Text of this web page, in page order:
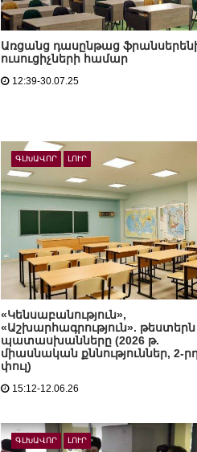
Առցանց դասընթաց
ուսուցիչների համար
12:39-30.07.25
ԳԼԽԱՎՈՐ ԼՈՒՐ
«Կենսաբանություն»,
«Աշխարհագրություն». թեստերն
պատասխանները (2026 թ.
միասնական քննություններ, 2-
փուլ)
15:12-12.06.26
ԳԼԽԱՎՈՐ ԼՈՒՐ